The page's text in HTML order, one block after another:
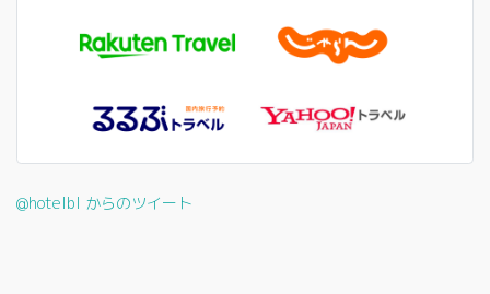
@hotelbl からのツイート